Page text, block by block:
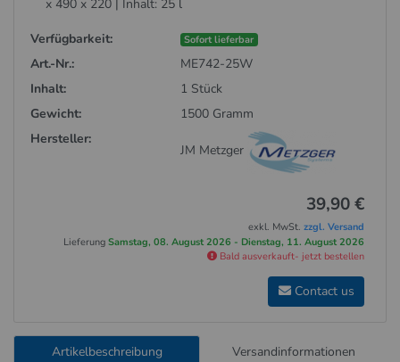
x 490 x 220 | Inhalt: 25 l
Verfügbarkeit: Sofort lieferbar
Art.-Nr.:
ME742-25W
Inhalt:
1 Stück
Gewicht:
1500 Gramm
Hersteller:
JM Metzger
39,90 €
exkl. MwSt.zzgl. Versand
LieferungSamstag, 08. August 2026 - Dienstag, 11. August 2026
Bald ausverkauft- jetzt bestellen
Contact us
Artikelbeschreibung Versandinformationen